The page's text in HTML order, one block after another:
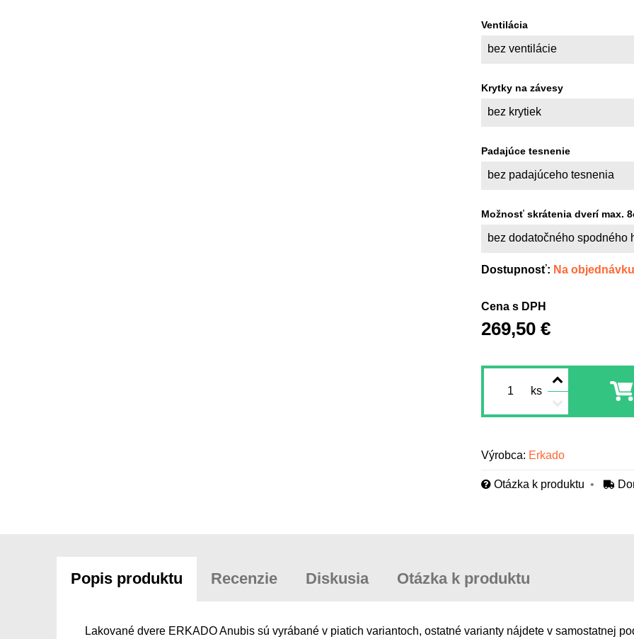
Ventilácia
bez ventilácie
Krytky na závesy
bez krytiek
Padajúce tesnenie
bez padajúceho tesnenia
Možnosť skrátenia dverí max.
bez dodatočného spodného
Dostupnosť: Na objednávku
Cena s DPH
269,50 €
ks
Výrobca: Erkado
Otázka k produktu
Popis produktu Recenzie Diskusia Otázka k produktu
Lakované dvere ERKADO Anubis sú vyrábané v piatich variantoch, ostatné varianty nájdete v samostatnej